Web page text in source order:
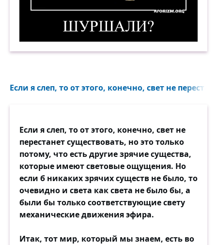
Если я слеп, то от этого, конечно, свет не
Если я слеп, то от этого, конечно, свет не
перестанет существовать, но это только
потому, что есть другие зрячие существа,
которые имеют световые ощущения. Но
если б никаких зрячих существ не было, то
очевидно и света как света не было бы, а
были бы только соответствующие свету
механические движения эфира.
Итак, тот мир, который мы знаем, есть во